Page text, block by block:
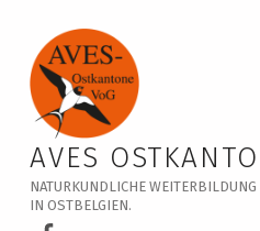
Veranstaltungskalender – AVES Ostkantone VoG
AVES
NATURKUNDLICHE
IN OSTBELGIEN.
AVES Ostkantone bei